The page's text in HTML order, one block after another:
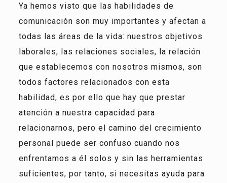
Ya hemos visto que las habilidades de
comunicación son muy importantes y afectan a
todas las áreas de la vida: nuestros objetivos
laborales, las relaciones sociales, la relación
que establecemos con nosotros mismos, son
todos factores relacionados con esta
habilidad, es por ello que hay que prestar
atención a nuestra capacidad para
relacionarnos, pero el camino del crecimiento
personal puede ser confuso cuando nos
enfrentamos a él solos y sin las herramientas
suficientes, por tanto, si necesitas ayuda para